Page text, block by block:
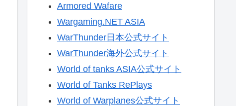
Armored Wafare
Wargaming.NET ASIA
WarThunder日本公式サイト
WarThunder海外公式サイト
World of tanks ASIA公式サイト
World of Tanks RePlays
World of Warplanes公式サイト